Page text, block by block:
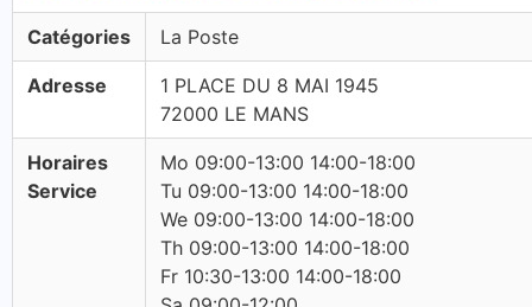
Catégories La Poste
Adresse
1 PLACE DU 8 MAI 1945
72000 LE MANS
Horaires
Service
Mo 09:00-13:00 14:00-18:00
Tu 09:00-13:00 14:00-18:00
We 09:00-13:00 14:00-18:00
Th 09:00-13:00 14:00-18:00
Fr 10:30-13:00 14:00-18:00